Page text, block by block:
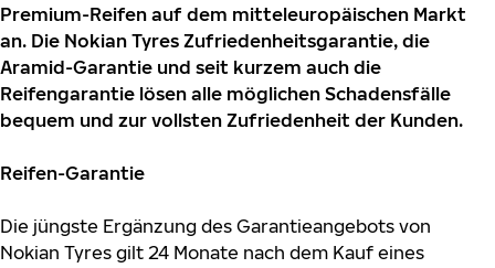
Premium-Reifen auf dem mitteleuropäischen Markt
an. Die Nokian Tyres Zufriedenheitsgarantie, die
Aramid-Garantie und seit kurzem auch die
Reifengarantie lösen alle möglichen Schadensfälle
bequem und zur vollsten Zufriedenheit der Kunden.
Reifen-Garantie
Die jüngste Ergänzung des Garantieangebots von
Nokian Tyres gilt 24 Monate nach dem Kauf eines